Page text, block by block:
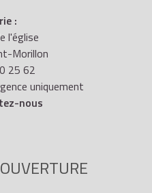
:
l'église
Morillon
25 62
uniquement
nous